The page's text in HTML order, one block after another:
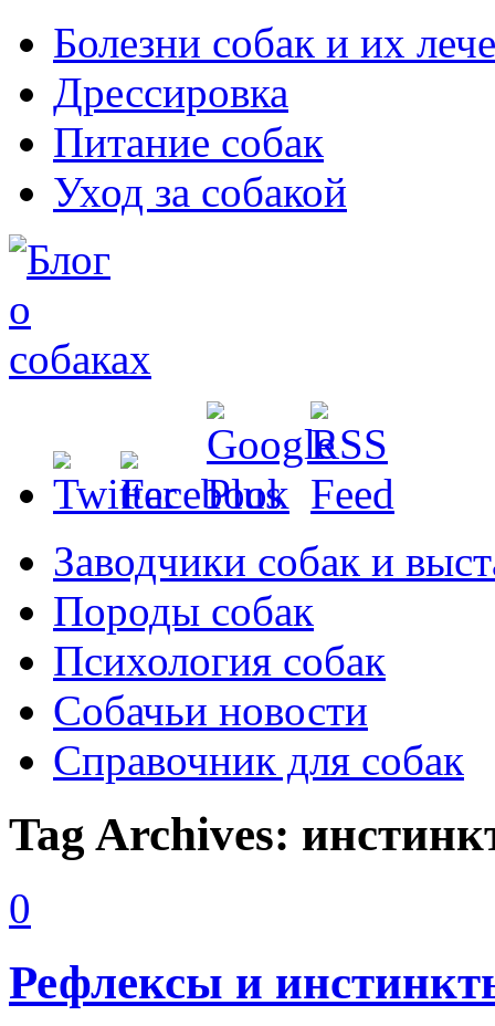
Болезни собак и их
Дрессировка
Питание собак
Уход за собакой
Заводчики собак и
Породы собак
Психология собак
Собачьи новости
Справочник для собак
Tag Archives:
0
Рефлексы и